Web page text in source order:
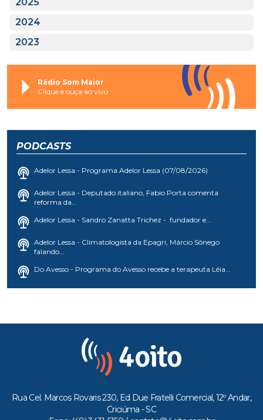
2024
2023
Rádio Som Maior
Clique e ouça ao vivo
PODCASTS
Adelor Lessa - Programa Adelor Lessa (07/08/2026)
Adelor Lessa - Deputado italiano, Fabio Porta comenta
reforma da...
Adelor Lessa - Sandro Zanatta Trichez - fundador e...
Adelor Lessa - Climatologista da Epagri, Márcio Sônego
falando...
Do Avesso - Programa do Avesso recebe a terapeuta Léia...
Rua Cel. Marcos Rovaris 230, Ed Due Fratelli Comercial, 12º Andar,
Criciúma - SC